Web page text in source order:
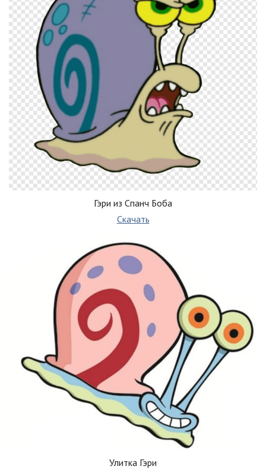
Гэри из Спанч Боба
Скачать
Улитка Гэри